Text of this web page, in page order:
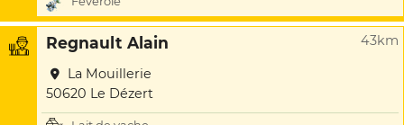
Regnault Alain 43km
La Mouillerie
50620 Le Dézert